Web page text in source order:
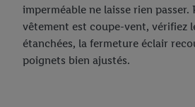
imperméable ne laisse rien passer.
vêtement est coupe-vent, vérifiez
étanchées, la fermeture éclair
poignets bien ajustés.